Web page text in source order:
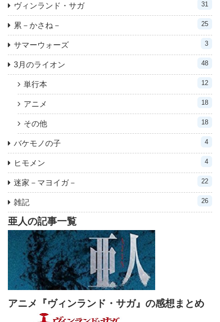
ヴィンランド・サガ 31
累－かさね－ 25
サマーウォーズ 3
3月のライオン 48
単行本 12
アニメ 18
その他 18
バケモノの子 4
ヒモメン 4
迷家－マヨイガ－ 22
雑記 26
亜人の記事一覧
アニメ『ヴィンランド・サガ』の感想まとめ